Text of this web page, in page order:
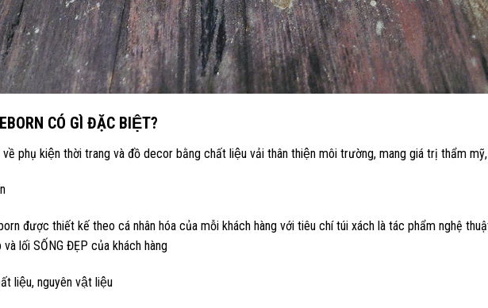
CÓ GÌ ĐẶC BIỆT?
về phụ kiện thời trang và đồ decor bằng chất liệu vải thân thiện môi trường, mang giá trị thẩm
được thiết kế theo cá nhân hóa của mỗi khách hàng với tiêu chí túi xách là tác phẩm nghệ
lối SỐNG ĐẸP của khách hàng
liệu, nguyên vật liệu